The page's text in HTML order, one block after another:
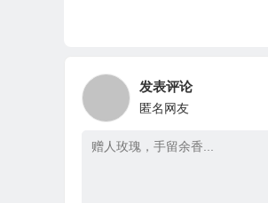
发表评论
匿名网友